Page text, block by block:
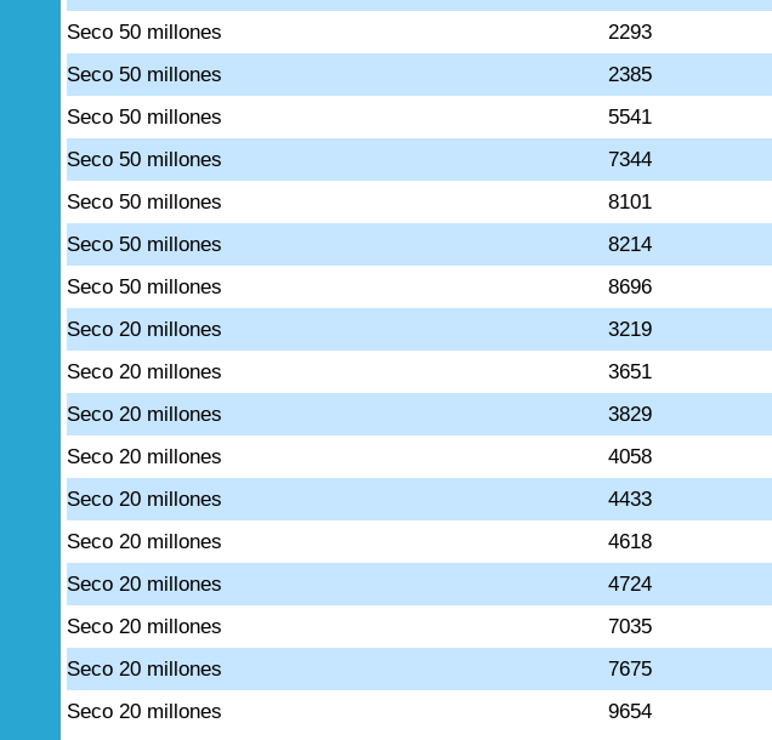
Seco 50 millones
2293
Seco 50 millones
2385
Seco 50 millones
5541
Seco 50 millones
7344
Seco 50 millones
8101
Seco 50 millones
8214
Seco 50 millones
8696
Seco 20 millones
3219
Seco 20 millones
3651
Seco 20 millones
3829
Seco 20 millones
4058
Seco 20 millones
4433
Seco 20 millones
4618
Seco 20 millones
4724
Seco 20 millones
7035
Seco 20 millones
7675
Seco 20 millones
9654